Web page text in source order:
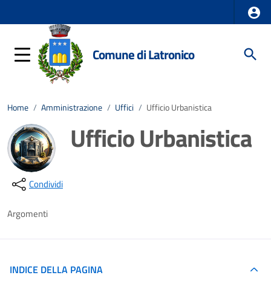
Comune di Latronico
Home / Amministrazione / Uffici / Ufficio Urbanistica
Ufficio Urbanistica
Condividi
Argomenti
INDICE DELLA PAGINA